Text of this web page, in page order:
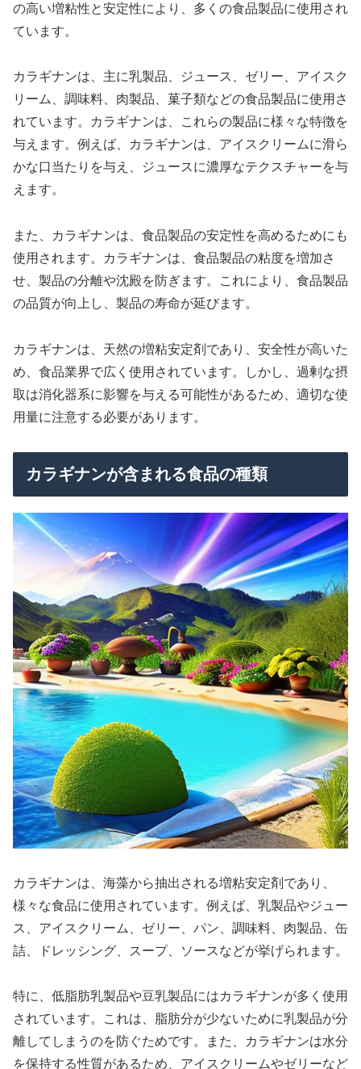
の高い増粘性と安定性により、多くの食品製品に使用され
ています。
カラギナンは、主に乳製品、ジュース、ゼリー、アイスク
リーム、調味料、肉製品、菓子類などの食品製品に使用さ
れています。カラギナンは、これらの製品に様々な特徴を
与えます。例えば、カラギナンは、アイスクリームに滑ら
かな口当たりを与え、ジュースに濃厚なテクスチャーを与
えます。
また、カラギナンは、食品製品の安定性を高めるためにも
使用されます。カラギナンは、食品製品の粘度を増加さ
せ、製品の分離や沈殿を防ぎます。これにより、食品製品
の品質が向上し、製品の寿命が延びます。
カラギナンは、天然の増粘安定剤であり、安全性が高いた
め、食品業界で広く使用されています。しかし、過剰な摂
取は消化器系に影響を与える可能性があるため、適切な使
用量に注意する必要があります。
カラギナンが含まれる食品の種類
カラギナンは、海藻から抽出される増粘安定剤であり、
様々な食品に使用されています。例えば、乳製品やジュー
ス、アイスクリーム、ゼリー、パン、調味料、肉製品、缶
詰、ドレッシング、スープ、ソースなどが挙げられます。
特に、低脂肪乳製品や豆乳製品にはカラギナンが多く使用
されています。これは、脂肪分が少ないために乳製品が分
離してしまうのを防ぐためです。また、カラギナンは水分
を保持する性質があるため、アイスクリームやゼリーなど